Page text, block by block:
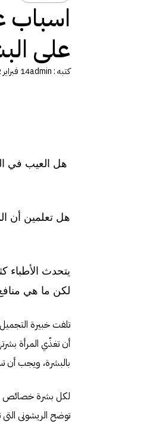
اسباب
على
كتبه :admin14 فبراير 2012
هل العيب في
هل تعلمين أن
يتحدث الأطباء
لكن ما هي
تلفت خبيرة
أن تغذّي المرأة
بالبشرة، ويجب أن
لكل بشرة خصائص
توضح الريشوني